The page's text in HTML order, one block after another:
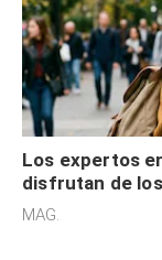
Los expertos
disfrutan de
sensibilidad a
MAG.